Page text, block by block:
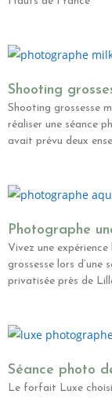
Shooting
Shooting grossesse
réaliser une séance
avait prévu deux
Photographe
Vivez une
grossesse lors d’une
privatisée près de
Séance photo
Le forfait Luxe